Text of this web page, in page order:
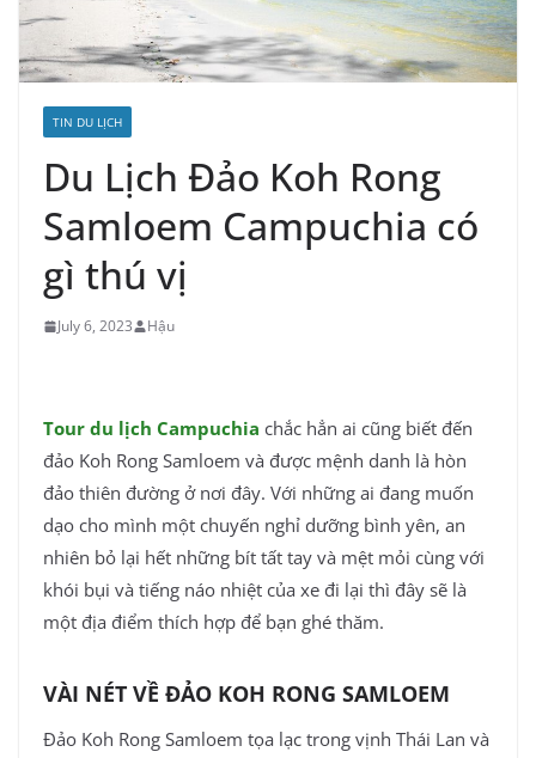
TIN DU LỊCH
Du Lịch Đảo Koh Rong
Samloem Campuchia có
gì thú vị
July 6, 2023 Hậu
Tour du lịch Campuchia chắc hẳn ai cũng biết đến
đảo Koh Rong Samloem và được mệnh danh là hòn
đảo thiên đường ở nơi đây. Với những ai đang muốn
dạo cho mình một chuyến nghỉ dưỡng bình yên, an
nhiên bỏ lại hết những bít tất tay và mệt mỏi cùng với
khói bụi và tiếng náo nhiệt của xe đi lại thì đây sẽ là
một địa điểm thích hợp để bạn ghé thăm.
VÀI NÉT VỀ ĐẢO KOH RONG SAMLOEM
Đảo Koh Rong Samloem tọa lạc trong vịnh Thái Lan và